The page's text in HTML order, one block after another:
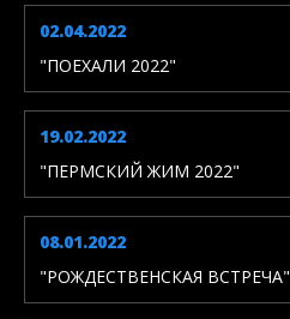
02.04.2022
"ПОЕХАЛИ 2022"
19.02.2022
"ПЕРМСКИЙ ЖИМ 2022"
08.01.2022
"РОЖДЕСТВЕНСКАЯ ВСТРЕЧА"